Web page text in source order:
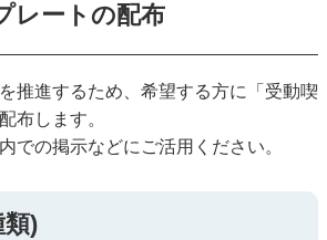
レートの配布
推進するため、希望する方に「受動喫
布します。
での掲示などにご活用ください。
)